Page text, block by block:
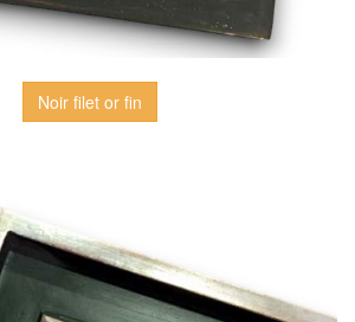
Noir filet or fin